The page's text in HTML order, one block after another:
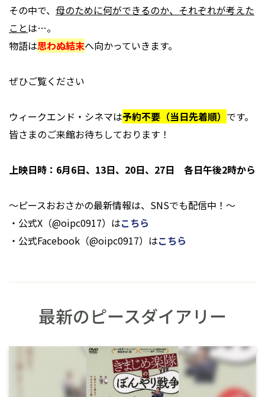
その中で、 母のために何ができるのか、それぞれが考えた
ことは…。
物語は思わぬ結末へ向かっていきます。
ぜひご覧ください
ウィークエンド・シネマは予約不要（当日先着順） です。
皆さまのご来館お待ちしております！
上映日時：6月6日、13日、20日、27日 各日午後2時から
～ピースおおさかの最新情報は、SNSでも配信中！～
・公式X（@oipc0917）はこちら
・公式Facebook（@oipc0917）はこちら
最新のピースダイアリー